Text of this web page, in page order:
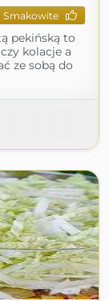
Smakowite
pekińską to
kolacje a
ze sobą do